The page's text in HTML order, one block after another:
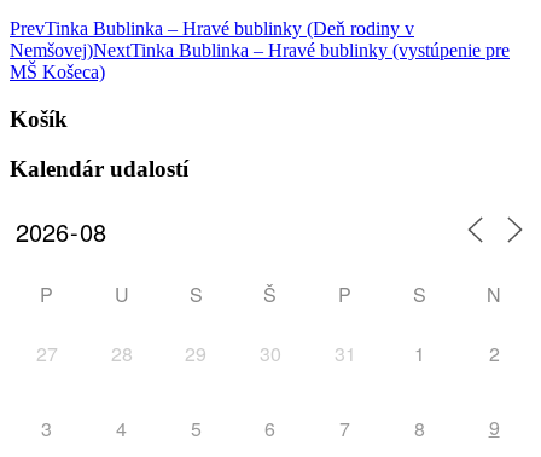
Post
navigation
PrevTinka Bublinka – Hravé bublinky (Deň rodiny v
Nemšovej)NextTinka Bublinka – Hravé bublinky (vystúpenie pre
MŠ Košeca)
Košík
Kalendár udalostí
P U S Š P S N
27 28 29 30 31 1 2
3 4 5 6 7 8 9